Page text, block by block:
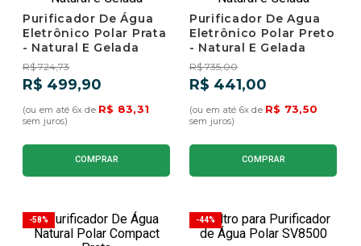
Purificador De Água
Eletrônico Polar Prata
- Natural E Gelada
R$ 724,73
R$ 499,90
(ou em até 6x de R$ 83,31
sem juros)
COMPRAR
Purificador De Agua
Eletrônico Polar Preto
- Natural E Gelada
R$ 735,00
R$ 441,00
(ou em até 6x de R$ 73,50
sem juros)
COMPRAR
-58% -44%
9º
umidificador
10º adega 100